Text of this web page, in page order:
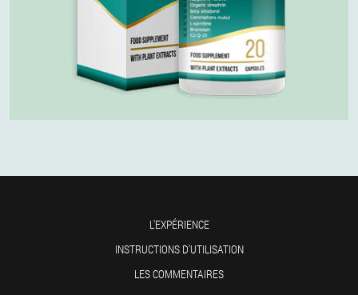
L'EXPÉRIENCE
INSTRUCTIONS D'UTILISATION
LES COMMENTAIRES